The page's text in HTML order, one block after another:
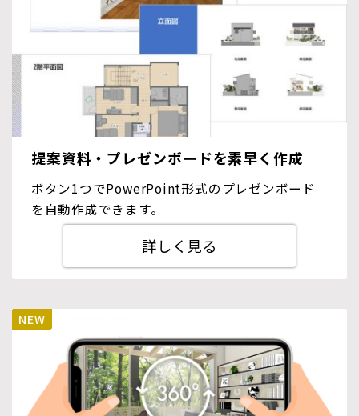
提案資料・プレゼンボードを素早く作成
ボタン1つでPowerPoint形式のプレゼンボード
を自動作成できます。
詳しく見る